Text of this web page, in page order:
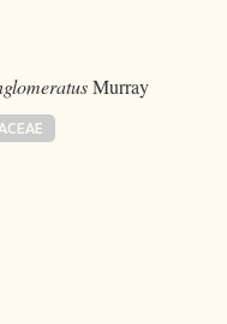
Murray